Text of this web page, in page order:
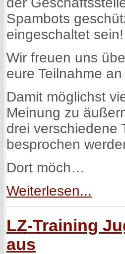
Spambots
eingeschaltet sein!
Wir freuen uns
eure Teilnahme
Damit möglichst
Meinung zu
drei verschiedene
besprochen
Dort möch…
Weiterlesen...
LZ-Training
aus